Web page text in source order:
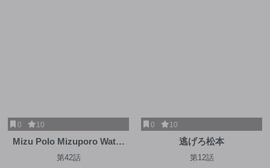
0 10
Mizu Polo Mizuporo Water
Polo みずぽろ
第42話
0 10
逃げろ松本
第12話